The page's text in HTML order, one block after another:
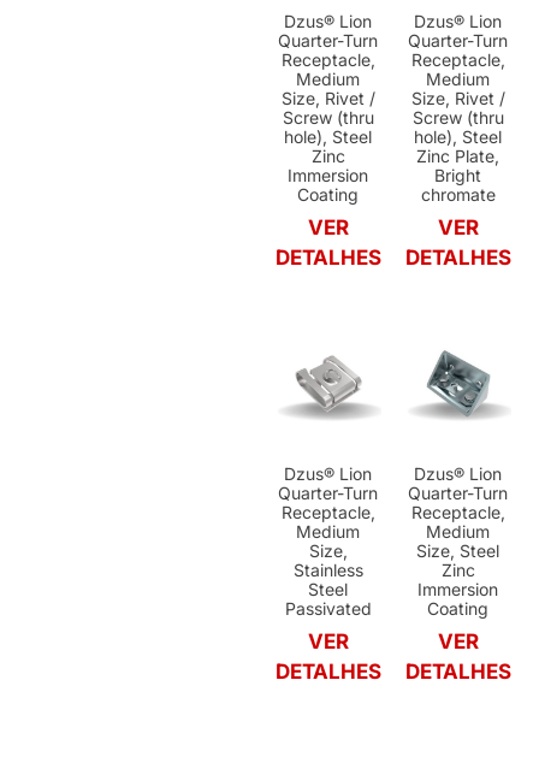
Dzus® Lion
Quarter-Turn
Receptacle,
Medium
Size, Rivet /
Screw (thru
hole), Steel
Zinc
Immersion
Coating
VER
DETALHES
Dzus® Lion
Quarter-Turn
Receptacle,
Medium
Size, Rivet /
Screw (thru
hole), Steel
Zinc Plate,
Bright
chromate
VER
DETALHES
Dzus® Lion
Quarter-Turn
Receptacle,
Medium
Size,
Stainless
Steel
Passivated
VER
DETALHES
Dzus® Lion
Quarter-Turn
Receptacle,
Medium
Size, Steel
Zinc
Immersion
Coating
VER
DETALHES